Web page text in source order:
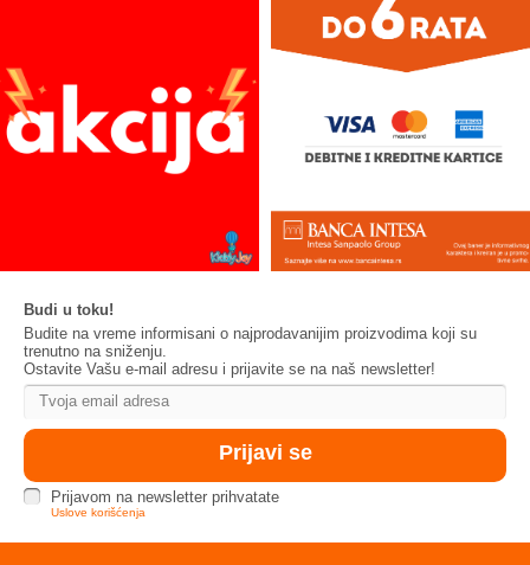
Budi u toku!
Budite na vreme informisani o najprodavanijim proizvodima koji su
trenutno na sniženju.
Ostavite Vašu e-mail adresu i prijavite se na naš newsletter!
Prijavom na newsletter prihvatate
Uslove korišćenja